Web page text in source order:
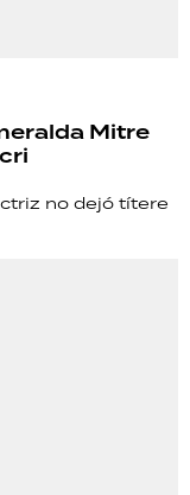
Mitre
no dejó títere